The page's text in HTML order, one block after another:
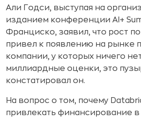
Али Годси, выступая на
изданием конференции AI+
Франциско, заявил, что рост
привел к появлению на рынке
компании, у которых ничего
миллиардные оценки, это
констатировал он.
На вопрос о том, почему
привлекать финансирование в